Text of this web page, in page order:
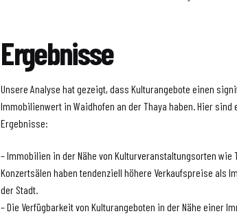
Ergebnisse
Unsere Analyse hat gezeigt, dass Kulturangebote einen
Immobilienwert in Waidhofen an der Thaya haben. Hier
Ergebnisse:
– Immobilien in der Nähe von Kulturveranstaltungsorten wie
Konzertsälen haben tendenziell höhere Verkaufspreise als
der Stadt.
– Die Verfügbarkeit von Kulturangeboten in der Nähe einer